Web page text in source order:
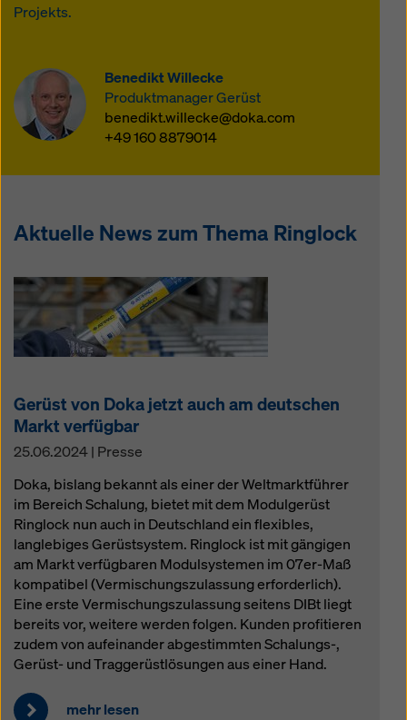
Projekts.
Benedikt Willecke
Produktmanager Gerüst
benedikt.willecke@doka.com
+49 160 8879014
Aktuelle News zum Thema Ringlock
Gerüst von Doka jetzt auch am deutschen
Markt verfügbar
25.06.2024 | Presse
Doka, bislang bekannt als einer der Weltmarktführer
im Bereich Schalung, bietet mit dem Modulgerüst
Ringlock nun auch in Deutschland ein flexibles,
langlebiges Gerüstsystem. Ringlock ist mit gängigen
am Markt verfügbaren Modulsystemen im 07er-Maß
kompatibel (Vermischungszulassung erforderlich).
Eine erste Vermischungszulassung seitens DIBt liegt
bereits vor, weitere werden folgen. Kunden profitieren
zudem von aufeinander abgestimmten Schalungs-,
Gerüst- und Traggerüstlösungen aus einer Hand.
mehr lesen